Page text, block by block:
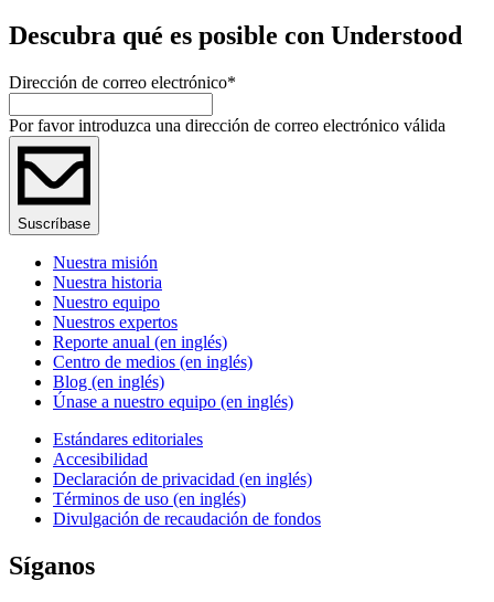
Descubra qué es posible con Understood
Dirección de correo electrónico*
Por favor introduzca una dirección de correo electrónico válida
Suscríbase
Nuestra misión
Nuestra historia
Nuestro equipo
Nuestros expertos
Reporte anual (en inglés)
Centro de medios (en inglés)
Blog (en inglés)
Únase a nuestro equipo (en inglés)
Estándares editoriales
Accesibilidad
Declaración de privacidad (en inglés)
Términos de uso (en inglés)
Divulgación de recaudación de fondos
Síganos